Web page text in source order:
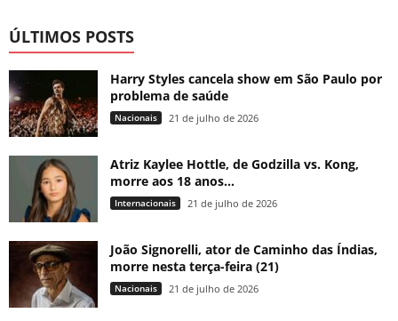
ÚLTIMOS POSTS
Harry Styles cancela show em São Paulo por
problema de saúde
Nacionais 21 de julho de 2026
Atriz Kaylee Hottle, de Godzilla vs. Kong,
morre aos 18 anos...
Internacionais 21 de julho de 2026
João Signorelli, ator de Caminho das Índias,
morre nesta terça-feira (21)
Nacionais 21 de julho de 2026